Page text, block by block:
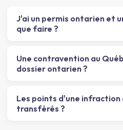
J'ai un permis ontarien et
que faire ?
Une contravention au
dossier ontarien ?
Les points d'une
transférés ?